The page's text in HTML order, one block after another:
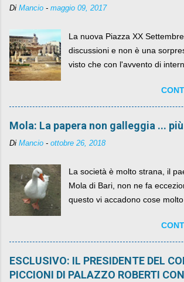
Di Mancio - maggio 09, 2017
La nuova Piazza XX
discussioni e non è una
visto che con l'avvento di
sua lasciandone anche
Mola: La papera non galleggia ...
Di Mancio - ottobre 26, 2018
La società è molto strana, il
Mola di Bari, non ne fa
questo vi accadono cose molto
ESCLUSIVO: IL PRESIDENTE DEL
PICCIONI DI PALAZZO ROBERTI